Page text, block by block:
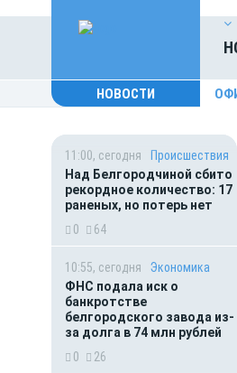
НОВОСТИ
11:00, сегодня
Происшествия
Над Белгородчиной сбито
рекордное количество: 17
раненых, но потерь нет
0
64
10:55, сегодня
Экономика
ФНС подала иск о
банкротстве
белгородского завода из-
за долга в 74 млн рублей
0
26